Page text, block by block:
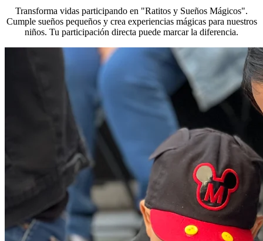
Transforma vidas participando en "Ratitos y Sueños Mágicos".
Cumple sueños pequeños y crea experiencias mágicas para nuestros
niños. Tu participación directa puede marcar la diferencia.